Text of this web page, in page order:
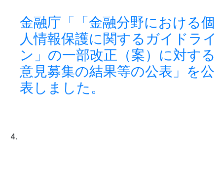
金融庁「「金融分野における個
人情報保護に関するガイドライ
ン」の一部改正（案）に対する
意見募集の結果等の公表」を公
表しました。